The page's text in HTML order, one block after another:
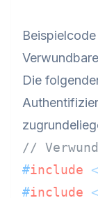
Die
//
#include
#include